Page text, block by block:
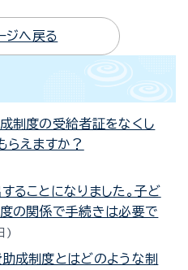
ジへ戻る
制度の受給者証をなくし
らえますか？
ることになりました。子ど
の関係で手続きは必要で
成制度とはどのような制